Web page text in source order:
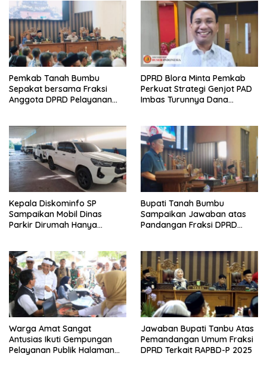
Pemkab Tanah Bumbu
Sepakat bersama Fraksi
Anggota DPRD Pelayanan
DPRD Blora Minta Pemkab
Perkuat Strategi Genjot PAD
Imbas Turunnya Dana
Kepala Diskominfo SP
Sampaikan Mobil Dinas
Parkir Dirumah Hanya
Bupati Tanah Bumbu
Sampaikan Jawaban atas
Pandangan Fraksi DPRD
Warga Amat Sangat
Antusias Ikuti Gempungan
Pelayanan Publik Halaman
Jawaban Bupati Tanbu Atas
Pemandangan Umum Fraksi
DPRD Terkait RAPBD-P 2025